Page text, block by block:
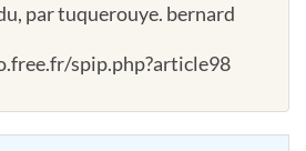
par tuquerouye. bernard
spip.php?article98